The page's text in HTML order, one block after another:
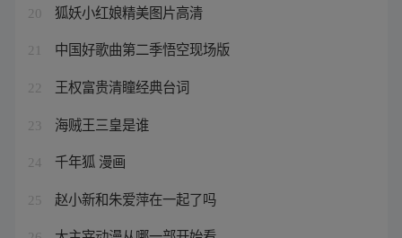
20 狐妖小红娘精美图片高清
21 中国好歌曲第二季悟空现场版
22 王权富贵清瞳经典台词
23 海贼王三皇是谁
24 千年狐 漫画
25 赵小新和朱爱萍在一起了吗